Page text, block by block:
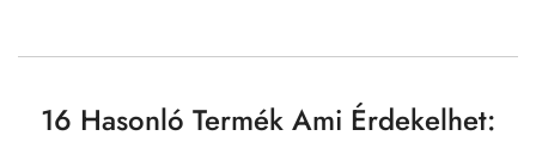
16 Hasonló Termék Ami Érdekelhet: